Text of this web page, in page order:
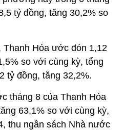
tỷ đồng, tăng 30,2% so
Thanh Hóa ước đón 1,12
so với cùng kỳ, tổng
tỷ đồng, tăng 32,2%.
tháng 8 của Thanh Hóa
63,1% so với cùng kỳ,
thu ngân sách Nhà nước